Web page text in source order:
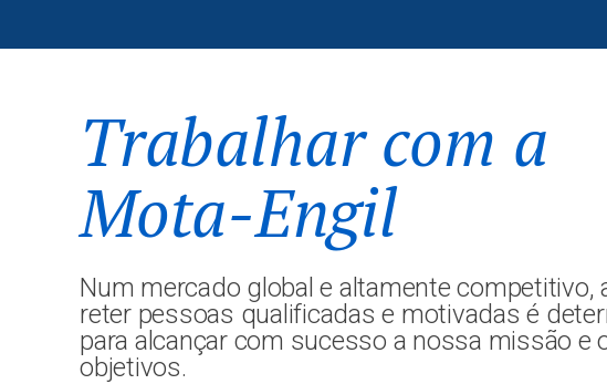
Trabalhar com a
Mota-Engil
Num mercado global e altamente competitivo,
reter pessoas qualificadas e motivadas é
para alcançar com sucesso a nossa missão e
objetivos.